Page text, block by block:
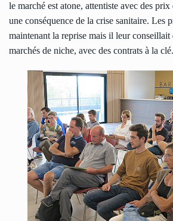
le marché est atone, attentiste avec des
une conséquence de la crise sanitaire. Les
maintenant la reprise mais il leur conseillait
marchés de niche, avec des contrats à la clé.